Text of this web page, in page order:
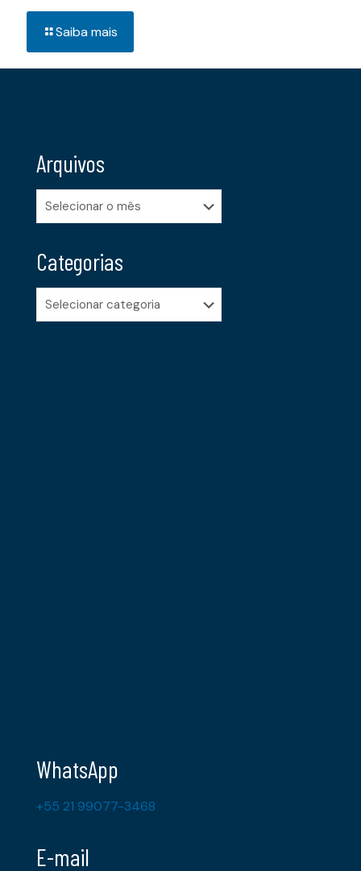
Saiba mais
Arquivos
Arquivos
Categorias
Categorias
WhatsApp
+55 21 99077-3468
E-mail